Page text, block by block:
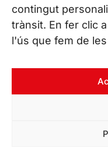
contingut
trànsit. En fer clic
l'ús que fem de
CONTACT US
Phone. (+34) 937